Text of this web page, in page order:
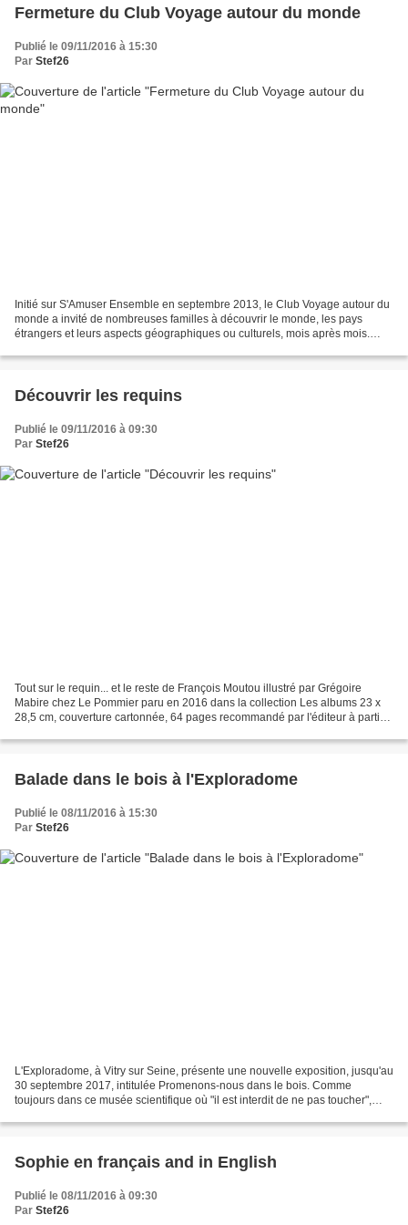
Fermeture du Club Voyage autour du monde
Publié le 09/11/2016 à 15:30
Par Stef26
Initié sur S'Amuser Ensemble en septembre 2013, le Club Voyage autour du
monde a invité de nombreuses familles à découvrir le monde, les pays
étrangers et leurs aspects géographiques ou culturels, mois après mois.
Découvrir les requins
Publié le 09/11/2016 à 09:30
Par Stef26
Tout sur le requin... et le reste de François Moutou illustré par Grégoire
Mabire chez Le Pommier paru en 2016 dans la collection Les albums 23 x
28,5 cm, couverture cartonnée, 64 pages recommandé par l'éditeur à partir
Balade dans le bois à l'Exploradome
Publié le 08/11/2016 à 15:30
Par Stef26
L'Exploradome, à Vitry sur Seine, présente une nouvelle exposition, jusqu'au
30 septembre 2017, intitulée Promenons-nous dans le bois. Comme
toujours dans ce musée scientifique où "il est interdit de ne pas toucher",
Sophie en français and in English
Publié le 08/11/2016 à 09:30
Par Stef26